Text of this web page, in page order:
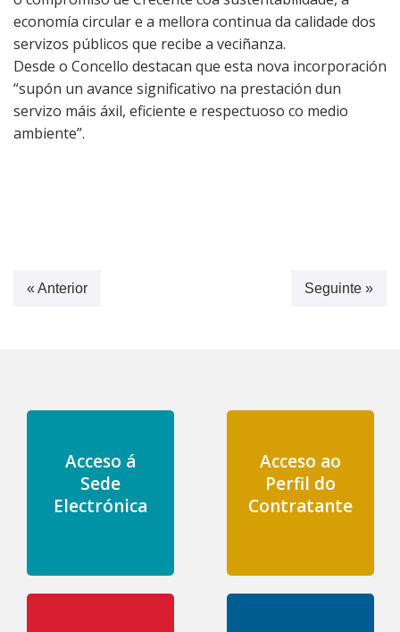
economía circular e a mellora continua da calidade dos
servizos públicos que recibe a veciñanza.
Desde o Concello destacan que esta nova incorporación
“supón un avance significativo na prestación dun
servizo máis áxil, eficiente e respectuoso co medio
ambiente”.
« Anterior Seguinte »
Acceso á
Sede
Electrónica
Acceso ao
Perfil do
Contratante